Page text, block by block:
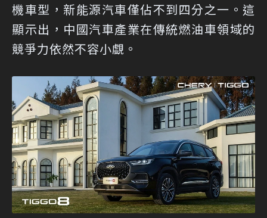
機車型，新能源汽車僅佔不到四分之一。這
顯示出，中國汽車產業在傳統燃油車領域的
競爭力依然不容小覷。